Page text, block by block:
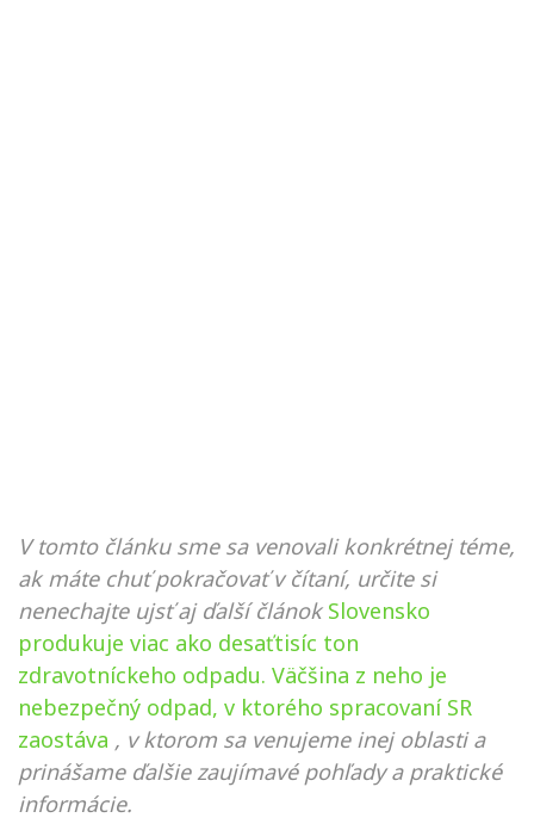
V tomto článku sme sa venovali konkrétnej téme,
ak máte chuť pokračovať v čítaní, určite si
nenechajte ujsť aj ďalší článok Slovensko
produkuje viac ako desaťtisíc ton
zdravotníckeho odpadu. Väčšina z neho je
nebezpečný odpad, v ktorého spracovaní SR
zaostáva , v ktorom sa venujeme inej oblasti a
prinášame ďalšie zaujímavé pohľady a praktické
informácie.